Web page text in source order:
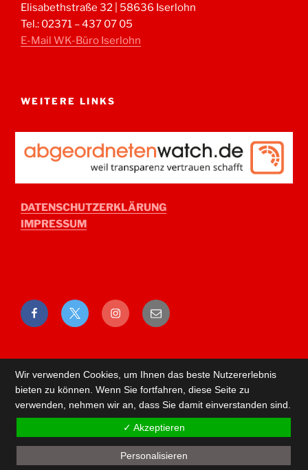
Elisabethstraße 32 | 58636 Iserlohn
Tel.: 02371 – 437 07 05
E-Mail WK-Büro Iserlohn
WEITERE LINKS
DATENSCHUTZERKLÄRUNG
IMPRESSUM
FacebookTwitter Instagram
E-
Mail
Wir verwenden Cookies, um Ihnen das beste Nutzererlebnis
bieten zu können. Wenn Sie fortfahren, diese Seite zu
verwenden, nehmen wir an, dass Sie damit einverstanden sind.
✓ Akzeptieren
Personalisieren